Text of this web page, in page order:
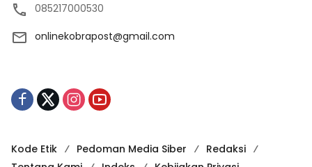
085217000530
onlinekobrapost@gmail.com
Kode Etik Pedoman Media Siber
Redaksi